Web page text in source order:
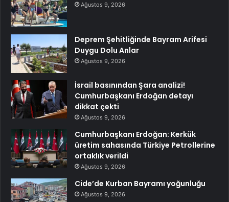
Ağustos 9, 2026
Deprem Şehitliğinde Bayram Arifesi
Duygu Dolu Anlar
Ağustos 9, 2026
İsrail basınından Şara analizi!
Cumhurbaşkanı Erdoğan detayı
dikkat çekti
Ağustos 9, 2026
Cumhurbaşkanı Erdoğan: Kerkük
üretim sahasında Türkiye Petrollerine
ortaklık verildi
Ağustos 9, 2026
Cide’de Kurban Bayramı yoğunluğu
Ağustos 9, 2026